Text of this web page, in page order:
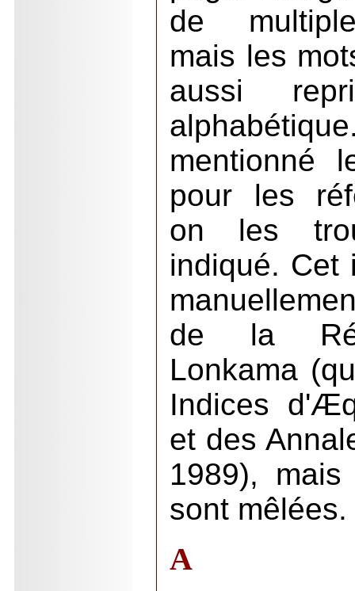
de
mais les
aussi
mentionné
pour les
on les
indiqué. Cet
de la
Lonkama
Indices
et des
1989),
sont mêlées.
A